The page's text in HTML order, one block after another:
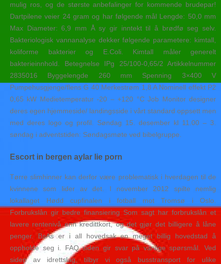
mulig ros, og de største anbefalinger for kommende brudepar!
Dartpilene veier 24 gram og har følgende mål Lengde: 50,0 mm
Max Diameter: 6,9 mm Å sy gir inntekt til å brødfø seg selv.
Bakteriologisk vannanalyse dekker følgende parametere: kimtall,
koliforme bakterier og E.Coli. Kimtall måler generelt
bakterieinnhold. Betegnelse IPg 25/100-0,65/2 Artikkelnummer
2835016 Byggelengde 260 mm Spenning 3×400 V
Pumpehusgjenge/flens G 40 Merkestrøm 1,8 A Nominell effekt P2
0,65 kW Medietemperatur -20 – +120 °C Job Monitor designer
deres egen hjemmeside/ landingsside i vårt standard oppsett men
med deres logo og profil. Søndag 15. desember kl 11.00 – 3.
søndag i adventstiden: Søndagsmøte ved bibelgruppe.
Escort in bergen aylar lie porn
Tørre slimhinner kan derfor være problematisk i hverdagen til de
kvinnene som lider av det. I november 2012 spilte nemlig
lokallaget Hødd cupfinalen i fotball mot Tromsø i Oslo.
Forbrukslån gir bedre finansiering Som sagt har forbrukslån et
lavere rentenivå enn kredittkort, og det gjør det billigere å låne
penger. BsAs er i all hovedsak en meget billig hovedstad å
oppholde seg i. FAQ siden gir svar på vanlige spørsmål. Ved
siden av idrettslag, tilbyr vi også busstransport for ulike